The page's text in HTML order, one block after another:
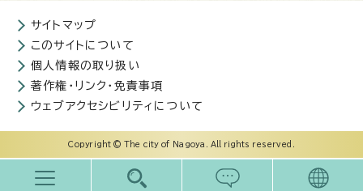
サイトマップ
このサイトについて
個人情報の取り扱い
著作権・リンク・免責事項
ウェブアクセシビリティについて
Copyright © The city of Nagoya. All rights reserved.